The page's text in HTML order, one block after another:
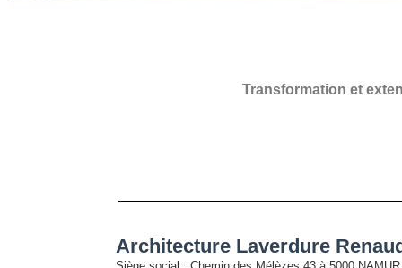
Transformation et
Architecture Laverdure